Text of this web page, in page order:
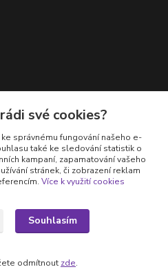
vedená u Krajského soudu v Ostravě
své cookies?
správnému fungování našeho e-
také ke sledování statistik o
kampaní, zapamatování vašeho
stránek, či zobrazení reklam
Více k využití cookies
Souhlasím
odmítnout zde.